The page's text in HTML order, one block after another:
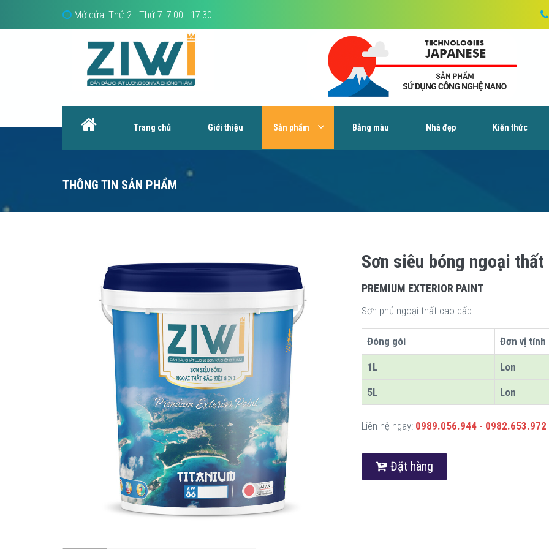
Mở cửa: Thứ 2 - Thứ 7: 7:00 - 17:30
Trang chủ Giới thiệu Sản phẩm Bảng màu Nhà đẹp Kiến thức
THÔNG TIN SẢN PHẨM
Sơn siêu bóng ngoại
PREMIUM EXTERIOR PAINT
Sơn phủ ngoại thất cao cấp
Đóng gói Đơn vị tính
1L Lon
5L Lon
Liên hệ ngay: 0989.056.944 - 0982.653.972
Đặt hàng